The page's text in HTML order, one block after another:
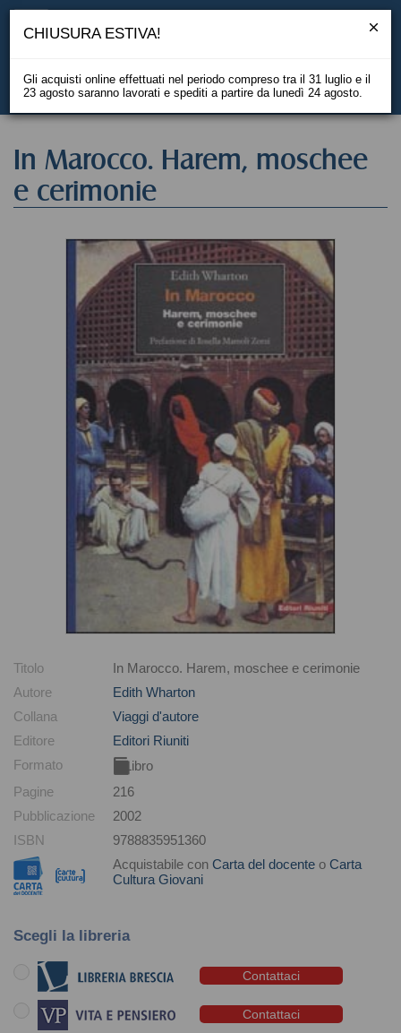
EN
In Marocco. Harem, moschee
e cerimonie
Titolo
In Marocco. Harem, moschee e cerimonie
Autore
Edith Wharton
Collana
Viaggi d'autore
Editore
Editori Riuniti
Formato
Libro
Pagine
216
Pubblicazione
2002
ISBN
9788835951360
Acquistabile con Carta del docente o Carta
Cultura Giovani
Scegli la libreria
Contattaci
Contattaci
CHIUSURA ESTIVA!
Gli acquisti online effettuati nel periodo compreso tra il 31 luglio e il
23 agosto saranno lavorati e spediti a partire da lunedì 24 agosto.